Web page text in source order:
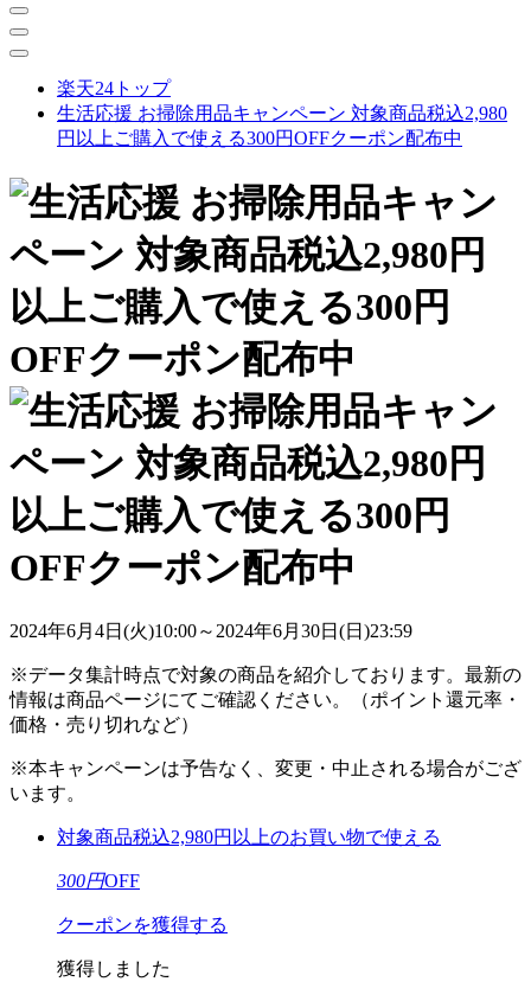
楽天24トップ
生活応援 お掃除用品キャンペーン 対象商品税込2,980
円以上ご購入で使える300円OFFクーポン配布中
2024年6月4日(火)10:00～2024年6月30日(日)23:59
※データ集計時点で対象の商品を紹介しております。最新の
情報は商品ページにてご確認ください。（ポイント還元率・
価格・売り切れなど）
※本キャンペーンは予告なく、変更・中止される場合がござ
います。
対象商品税込2,980円以上のお買い物で使える
300円OFF
クーポンを獲得する
獲得しました